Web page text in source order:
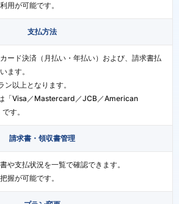
用が可能です。
支払方法
ード決済（月払い・年払い）および、請求書払
ます。
以上となります。
「Visa／Mastercard／JCB／American
す。
請求書・領収書管理
や支払状況を一覧で確認できます。
握が可能です。